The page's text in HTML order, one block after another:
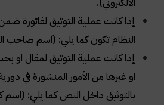
إذا كانت عملية التوثيق
النظام تكون كما يلي: (اسم صاحب
إذا كانت عملية التوثيق لمقال
او غيرها من الأمور المنشورة في
بالتوثيق داخل النص كما يلي: (اسم